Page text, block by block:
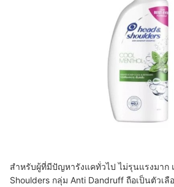
สำหรับผู้ที่มีปัญหารังแคทั่วไป ไม่รุนแรงมาก
Shoulders กลุ่ม Anti Dandruff ถือเป็นตัวเลื